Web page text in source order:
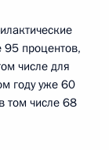
95 процентов,
числе для
году уже 60
том числе 68